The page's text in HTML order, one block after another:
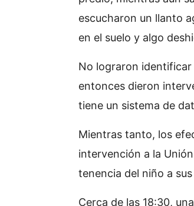
escucharon un llanto
en el suelo y algo
No lograron
entonces dieron
tiene un sistema de
Mientras tanto, los
intervención a la
tenencia del niño a
Cerca de las 18:30,